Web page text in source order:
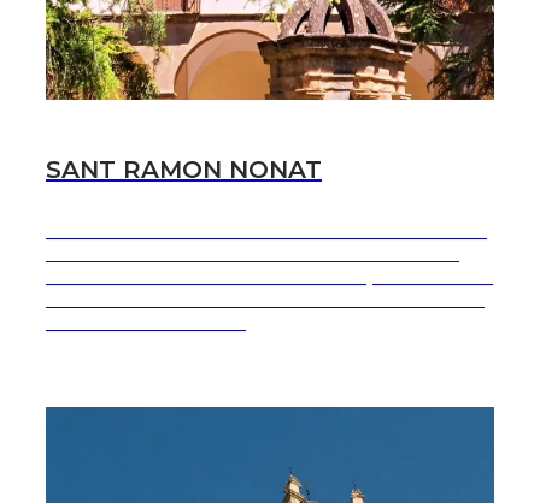
SANT RAMON NONAT